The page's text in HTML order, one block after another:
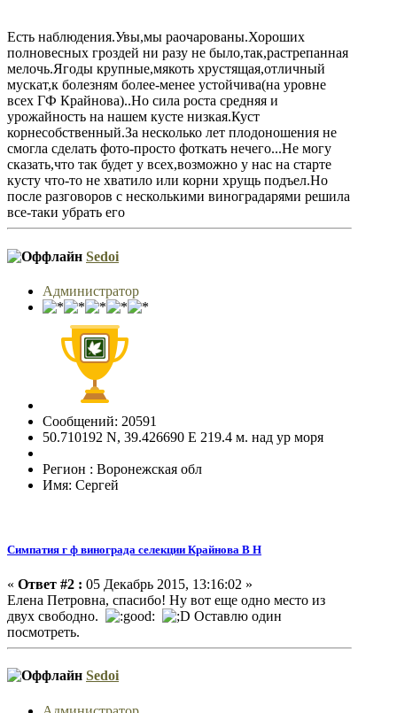
Есть наблюдения.Увы,мы раочарованы.Хороших
полновесных гроздей ни разу не было,так,растрепанная
мелочь.Ягоды крупные,мякоть хрустящая,отличный
мускат,к болезням более-менее устойчива(на уровне
всех ГФ Крайнова)..Но сила роста средняя и
урожайность на нашем кусте низкая.Куст
корнесобственный.За несколько лет плодоношения не
смогла сделать фото-просто фоткать нечего...Не могу
сказать,что так будет у всех,возможно у нас на старте
кусту что-то не хватило или корни хрущь подъел.Но
после разговоров с несколькими виноградарями решила
все-таки убрать его
Sedoi
Администратор
Сообщений: 20591
50.710192 N, 39.426690 E 219.4 м. над ур моря
Регион : Воронежская обл
Имя: Сергей
Симпатия г ф винограда селекции Крайнова В Н
« Ответ #2 : 05 Декабрь 2015, 13:16:02 »
Елена Петровна, спасибо! Ну вот еще одно место из
двух свободно.
Оставлю один
посмотреть.
Sedoi